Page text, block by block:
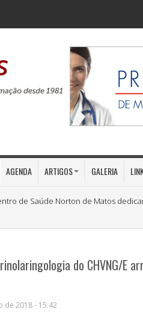
AGENDA ARTIGOS GALERIA
de Saúde Norton de Matos
do CHVNG/E
de 2018 - 15:42